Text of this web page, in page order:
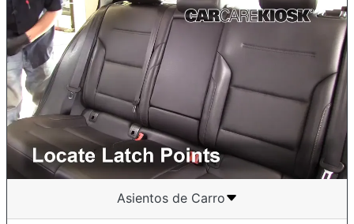
Asientos de Carro